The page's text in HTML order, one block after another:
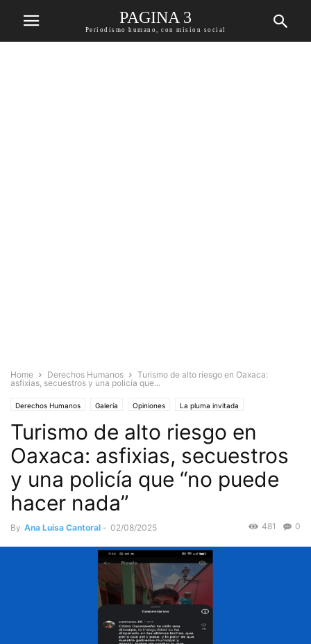
PAGINA 3
Periodismo humano, con mision social
Home Derechos Humanos
Turismo de alto riesgo en Oaxaca:
asfixias, secuestros y una policía que...
Derechos Humanos Galería Opiniones La pluma invitada
Turismo de alto riesgo en
Oaxaca: asfixias, secuestros
y una policía que “no puede
hacer nada”
By Ana Luisa Cantoral - 02/08/2025 0
481